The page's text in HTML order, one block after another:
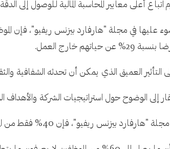
أعلى معايير المحاسبة المالية للوصول إلى
عليها في مجلة "هارفارد بيزنس ريفيو"، فإن
التأثير العميق الذي يمكن أن تحدثه الشفافية
إلى الوضوح حول استراتيجيات الشركة والأهداف
من الموظفين يقولون إنهم يعلمون بوضوح استراتيجيات شركتهم وأهدافها الرئيسية.